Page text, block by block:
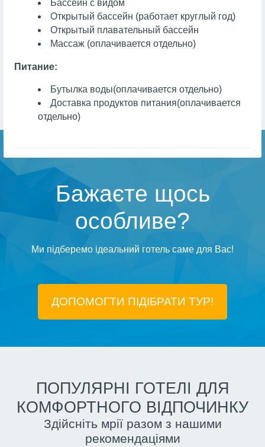
Бассейн с видом
Открытый бассейн (работает круглый год)
Открытый плавательный бассейн
Массаж (оплачивается отдельно)
Питание:
Бутылка воды(оплачивается отдельно)
Доставка продуктов питания(оплачивается
отдельно)
Бажаєте щось
особливе?
Ми підберемо ідеальний готель саме для Вас!
ДОПОМОГТИ ПІДIБРАТИ ТУР!
ПОПУЛЯРНІ ГОТЕЛІ ДЛЯ
КОМФОРТНОГО ВІДПОЧИНКУ
Здійсніть мрії разом з нашими
рекомендаціями